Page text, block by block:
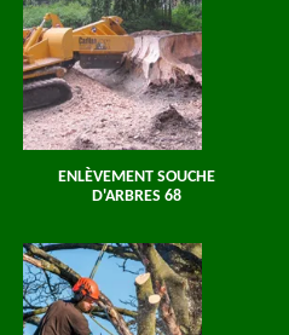
ENLÈVEMENT SOUCHE
D'ARBRES 68